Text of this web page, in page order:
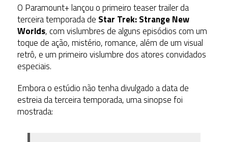
O Paramount+ lançou o primeiro teaser trailer da
terceira temporada de Star Trek: Strange New
Worlds, com vislumbres de alguns episódios com um
toque de ação, mistério, romance, além de um visual
retrô, e um primeiro vislumbre dos atores convidados
especiais.
Embora o estúdio não tenha divulgado a data de
estreia da terceira temporada, uma sinopse foi
mostrada: